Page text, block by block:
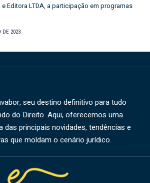
Editora LTDA, a participação em programas
DE 2023
seu destino definitivo para tudo
do Direito. Aqui, oferecemos uma
das principais novidades, tendências e
que moldam o cenário jurídico.